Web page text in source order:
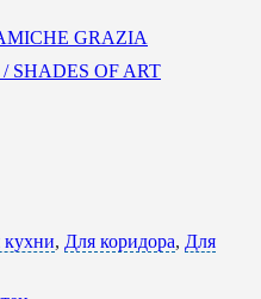
GRAZIA
/ SHADES OF ART
кухни, Для коридора, Для